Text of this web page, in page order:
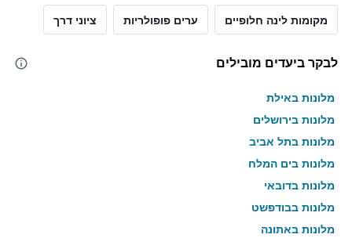
מקומות לינה חלופיים ערים פופולריות ציוני דרך
לבקר ביעדים מובילים
מלונות באילת
מלונות בירושלים
מלונות בתל אביב
מלונות בים המלח
מלונות בדובאי
מלונות בבודפשט
מלונות באתונה